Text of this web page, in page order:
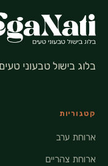
בלוג בישול טבעוני טעים.
קטגוריות
ארוחת ערב
ארוחת צהריים